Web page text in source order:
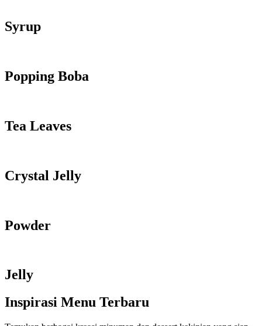
Syrup
Popping Boba
Tea Leaves
Crystal Jelly
Powder
Jelly
Inspirasi Menu Terbaru